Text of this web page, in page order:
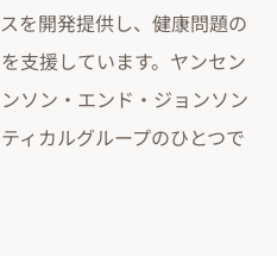
を開発提供し、健康問題の
支援しています。ヤンセン
ソン・エンド・ジョンソン
ィカルグループのひとつで